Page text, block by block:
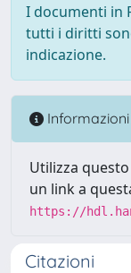
I documenti in
tutti i diritti
indicazione.
Informazioni
Utilizza
un link a
https://
Citazioni